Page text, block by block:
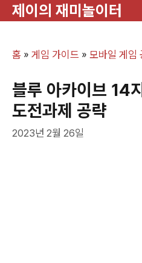
제이의 재미놀이터
홈 » 게임 가이드 » 모바일 게임
블루 아카이브 14
도전과제 공략
2023년 2월 26일